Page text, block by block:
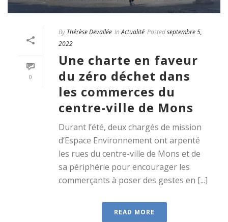
0
By Thérèse Devallée In Actualité Postedseptembre 5,
2022
Une charte en faveur
du zéro déchet dans
les commerces du
centre-ville de Mons
Durant l’été, deux chargés de mission
d’Espace Environnement ont arpenté
les rues du centre-ville de Mons et de
sa périphérie pour encourager les
commerçants à poser des gestes en [...]
READ MORE